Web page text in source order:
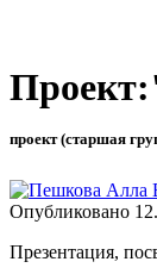
проект (старшая
Опубликовано
Презентация,